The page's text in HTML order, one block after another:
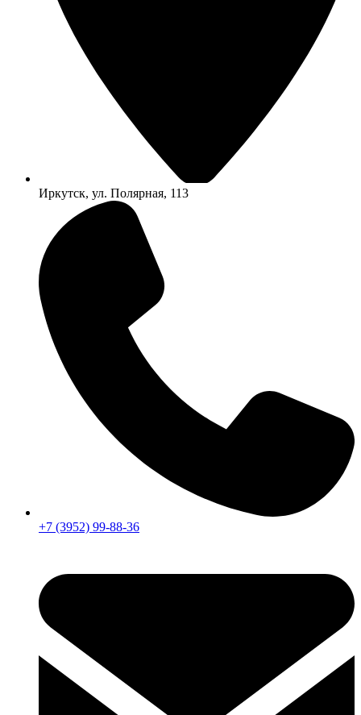
Иркутск, ул. Полярная, 113
+7 (3952) 99-88-36